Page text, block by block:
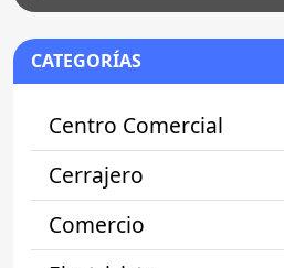
CATEGORÍAS
Centro Comercial
Cerrajero
Comercio